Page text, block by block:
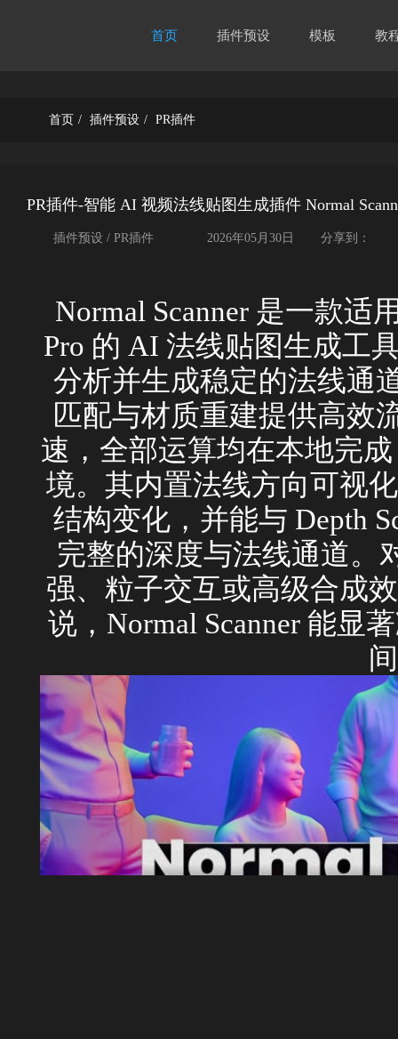
首页 插件预设 模板 教
首页 / 插件预设 / PR插件
PR插件-智能 AI 视频法线贴图生成插件 Normal
插件预设 / PR插件 2026年05月30日 分享到：
Normal Scanner 是一款适
Pro 的 AI 法线贴图生成工
分析并生成稳定的法线通
匹配与材质重建提供高效
速，全部运算均在本地完
境。其内置法线方向可视
结构变化，并能与 Depth
完整的深度与法线通道。
强、粒子交互或高级合成
说，Normal Scanner 能显